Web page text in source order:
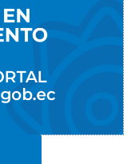
CONCEPCIÓN,
Y ASCÁZUBI.